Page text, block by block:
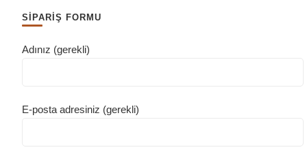
SİPARİŞ FORMU
Adınız (gerekli)
E-posta adresiniz (gerekli)